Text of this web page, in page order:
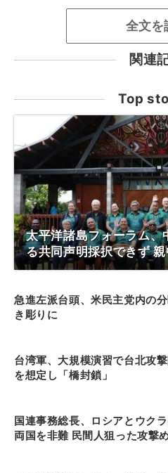
全文を
関連
Top
太平洋諸島フォーラム、
る共同声明採択できず
急進左派台頭、米民主党内の
き彫りに
台湾軍、大規模演習で台北攻
を想定し「橋封鎖」
国連事務総長、ロシアとウク
両国を非難 民間人狙った攻撃